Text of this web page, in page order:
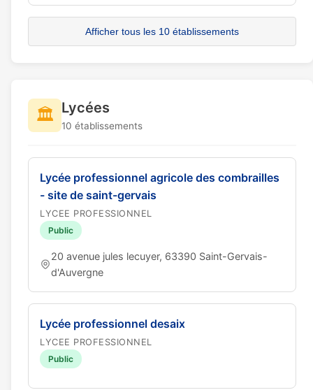
Afficher tous les 10 établissements
🏛️ Lycées
10 établissements
Lycée professionnel agricole des combrailles
- site de saint-gervais
LYCEE PROFESSIONNEL
Public
20 avenue jules lecuyer, 63390 Saint-Gervais-
d'Auvergne
Lycée professionnel desaix
LYCEE PROFESSIONNEL
Public